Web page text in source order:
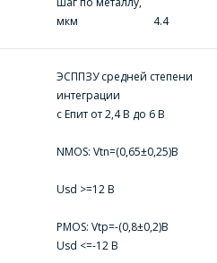
мкм 4.4
ЭСППЗУ средней степени
интеграции
с Епит от 2,4 В до 6 В
NMOS: Vtn=(0,65±0,25)В
Usd >=12 В
PMOS: Vtр=-(0,8±0,2)В
Usd <=-12 В